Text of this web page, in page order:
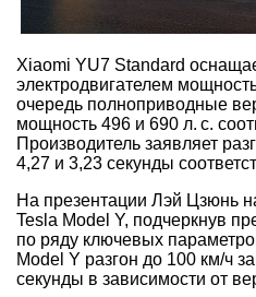
Xiaomi YU7 Standard
электродвигателем
очередь полноприводные
мощность 496 и 690 л. с.
Производитель заявляет
4,27 и 3,23 секунды
На презентации Лэй Цзюнь
Tesla Model Y, подчеркнув
по ряду ключевых
Model Y разгон до 100 км/ч
секунды в зависимости от